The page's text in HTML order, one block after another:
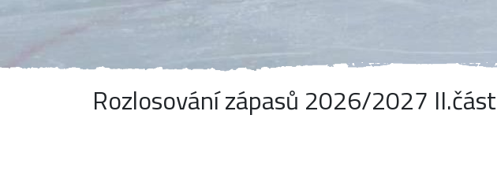
Rozlosování zápasů 2026/2027 II.část